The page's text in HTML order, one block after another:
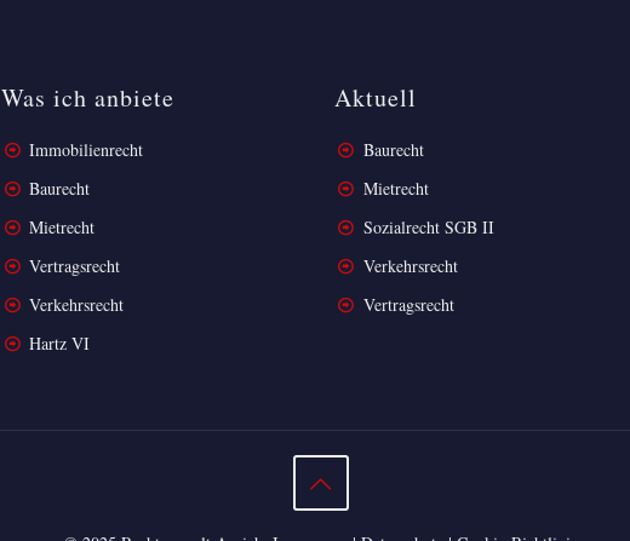
Was ich anbiete
Immobilienrecht
Baurecht
Mietrecht
Vertragsrecht
Verkehrsrecht
Hartz VI
Aktuell
Baurecht
Mietrecht
Sozialrecht SGB II
Verkehrsrecht
Vertragsrecht